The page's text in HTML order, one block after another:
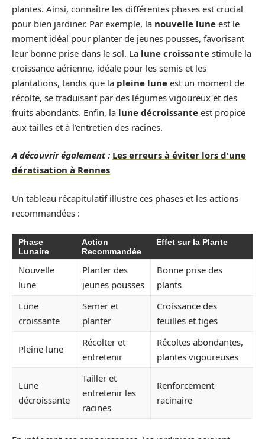
plantes. Ainsi, connaître les différentes phases est crucial
pour bien jardiner. Par exemple, la nouvelle lune est le
moment idéal pour planter de jeunes pousses, favorisant
leur bonne prise dans le sol. La lune croissante stimule la
croissance aérienne, idéale pour les semis et les
plantations, tandis que la pleine lune est un moment de
récolte, se traduisant par des légumes vigoureux et des
fruits abondants. Enfin, la lune décroissante est propice
aux tailles et à l’entretien des racines.
A découvrir également : Les erreurs à éviter lors d'une
dératisation à Rennes
Un tableau récapitulatif illustre ces phases et les actions
recommandées :
Phase
Lunaire
Action
Recommandée
Effet sur la Plante
Nouvelle
lune
Planter des
jeunes pousses
Bonne prise des
plants
Lune
croissante
Semer et
planter
Croissance des
feuilles et tiges
Pleine lune
Récolter et
entretenir
Récoltes abondantes,
plantes vigoureuses
Lune
décroissante
Tailler et
entretenir les
racines
Renforcement
racinaire